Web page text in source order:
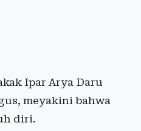
Ipar Arya Daru
meyakini bahwa
diri.